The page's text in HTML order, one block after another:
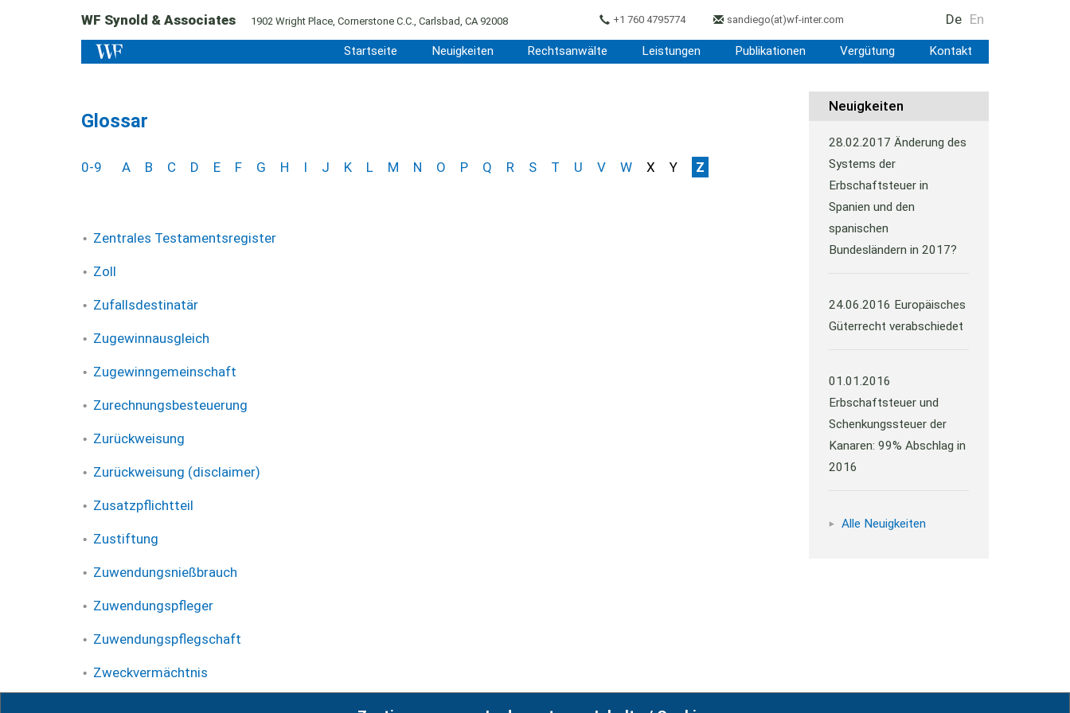
WF Synold & Associates 1902 Wright Place, Cornerstone C.C., Carlsbad, CA 92008 sandiego(at)wf-inter.com
+1 760 4795774 De En
Startseite Neuigkeiten Rechtsanwälte Leistungen Publikationen Vergütung Kontakt
Glossar
0-9 A B C D E F G H I J K L M N O P Q R S T U V W X Y Z
Zentrales Testamentsregister
Zoll
Zufallsdestinatär
Zugewinnausgleich
Zugewinngemeinschaft
Zurechnungsbesteuerung
Zurückweisung
Zurückweisung (disclaimer)
Zusatzpflichtteil
Zustiftung
Zuwendungsnießbrauch
Zuwendungspfleger
Zuwendungspflegschaft
Zweckvermächtnis
Neuigkeiten
28.02.2017Änderung des
Systems der
Erbschaftsteuer in
Spanien und den
spanischen
Bundesländern in 2017?
24.06.2016 Europäisches
Güterrecht verabschiedet
01.01.2016
Erbschaftsteuer und
Schenkungssteuer der
Kanaren: 99% Abschlag in
2016
Alle Neuigkeiten